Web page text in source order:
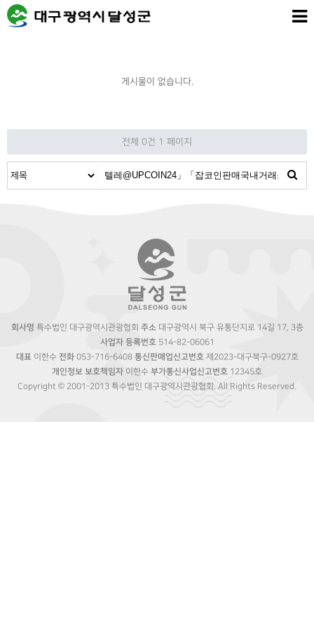
게시물이 없습니다.
전체 0건 1 페이지
회사명 특수법인 대구광역시관광협회 주소대구광역시 북구 유통단지로 14길 17, 3층
사업자 등록번호514-82-06061
대표이한수 전화053-716-6408 통신판매업신고번호제2023-대구북구-0927호
개인정보 보호책임자 이한수 부가통신사업신고번호 12345호
Copyright © 2001-2013 특수법인 대구광역시관광협회. All Rights Reserved.